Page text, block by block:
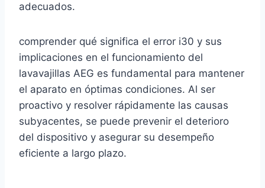
adecuados.
comprender qué significa el error i30 y sus
implicaciones en el funcionamiento del
lavavajillas AEG es fundamental para mantener
el aparato en óptimas condiciones. Al ser
proactivo y resolver rápidamente las causas
subyacentes, se puede prevenir el deterioro
del dispositivo y asegurar su desempeño
eficiente a largo plazo.